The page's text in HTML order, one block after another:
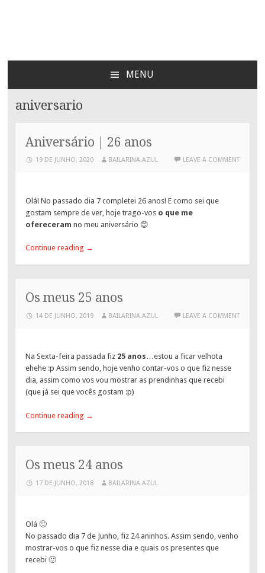
Bailarina Azul
MENU
CONTENT
aniversario
Aniversário | 26 anos
19 DE JUNHO, 2020 BAILARINA.AZUL LEAVE A COMMENT
Olá! No passado dia 7 completei 26 anos! E como sei que
gostam sempre de ver, hoje trago-vos o que me
ofereceram no meu aniversário 😊
Continue reading →
Os meus 25 anos
14 DE JUNHO, 2019 BAILARINA.AZUL LEAVE A COMMENT
Na Sexta-feira passada fiz 25 anos…estou a ficar velhota
ehehe :p Assim sendo, hoje venho contar-vos o que fiz nesse
dia, assim como vos vou mostrar as prendinhas que recebi
(que já sei que vocês gostam :p)
Continue reading →
Os meus 24 anos
17 DE JUNHO, 2018 BAILARINA.AZUL
Olá 🙂
No passado dia 7 de Junho, fiz 24 aninhos. Assim sendo, venho
mostrar-vos o que fiz nesse dia e quais os presentes que
recebi 🙂